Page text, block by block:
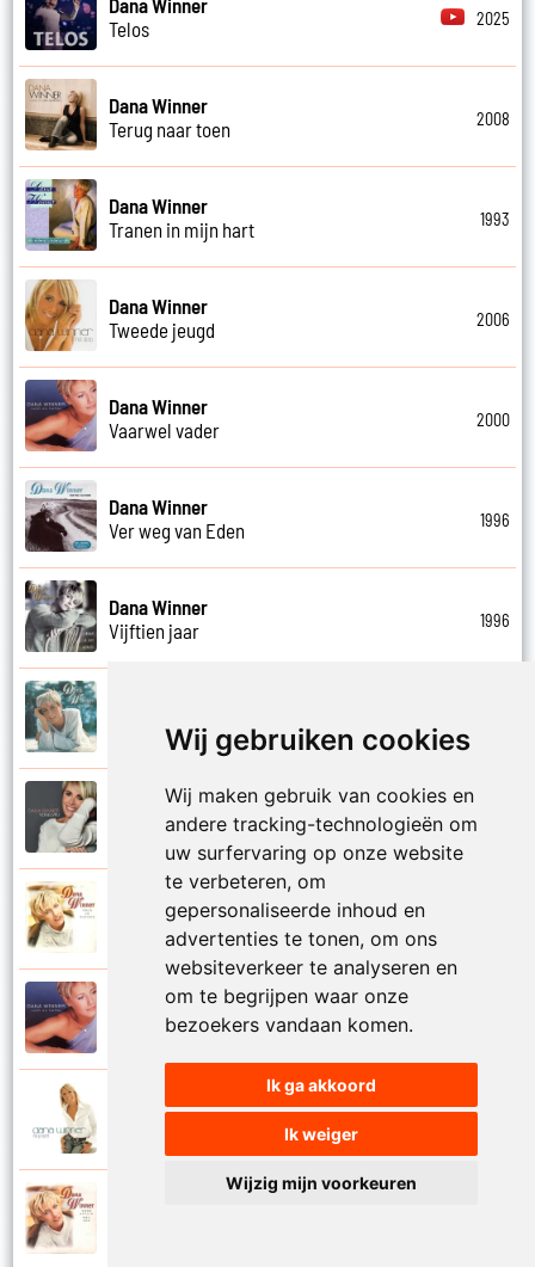
Wij gebruiken cookies
Wij maken gebruik van cookies en
andere tracking-technologieën om
uw surfervaring op onze website
te verbeteren, om
gepersonaliseerde inhoud en
advertenties te tonen, om ons
websiteverkeer te analyseren en
om te begrijpen waar onze
bezoekers vandaan komen.
Ik ga akkoord
Ik weiger
Wijzig mijn voorkeuren
Telos
2025
Dana Winner
Terug naar toen
2008
Dana Winner
Tranen in mijn hart
1993
Dana Winner
Tweede jeugd
2006
Dana Winner
Vaarwel vader
2000
Dana Winner
Ver weg van Eden
1996
Dana Winner
Vijftien jaar
1996
Vleugels
Dana Winner
Vogelvrij
Dana Winner
Volg je natuur
Dana Winner
Voor altijd
Dana Winner